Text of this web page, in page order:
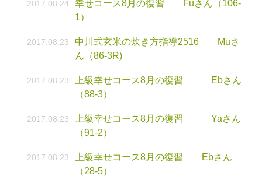
2017.08.24
幸せコース8月の復習 Fuさん（106-
1）
2017.08.23
中川式玄米の炊き方指導2516 Muさ
ん（86-3R)
2017.08.23
上級幸せコース8月の復習 Ebさん
（88-3）
2017.08.23
上級幸せコース8月の復習 Yaさん
（91-2）
2017.08.23
上級幸せコース8月の復習 Ebさん
（28-5）